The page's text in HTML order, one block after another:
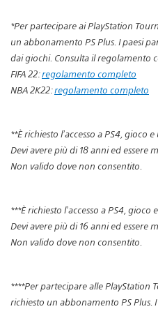
*Per partecipare ai PlayStation
un abbonamento PS Plus. I paesi
dai giochi. Consulta il regolamento
FIFA 22:regolamento completo
NBA 2K22:regolamento completo
**È richiesto l’accesso a PS4, gioco
Devi avere più di 18 anni ed essere
Non valido dove non consentito.
***È richiesto l’accesso a PS4,
Devi avere più di 16 anni ed essere
Non valido dove non consentito.
****Per partecipare alle PlayStation
richiesto un abbonamento PS Plus.